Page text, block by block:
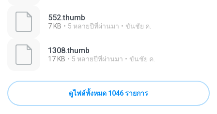
552.thumb
7 KB 5 หลายปีที่ผ่านมา ขันชัย ค.
1308.thumb
17 KB 5 หลายปีที่ผ่านมา ขันชัย ค.
ดูไฟล์ทั้งหมด 1046 รายการ